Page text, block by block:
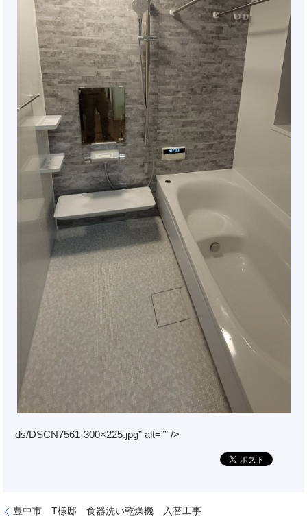
ds/DSCN7561-300×225.jpg” alt=”” />
豊中市 T様邸 食器洗い乾燥機 入替工事